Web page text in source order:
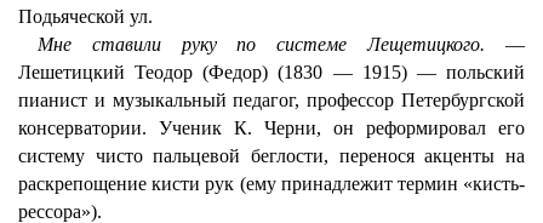
Подьяческой ул.
Мне ставили руку по системе Лещетицкого. —
Лешетицкий Теодор (Федор) (1830 — 1915) — польский
пианист и музыкальный педагог, профессор Петербургской
консерватории. Ученик К. Черни, он реформировал его
систему чисто пальцевой беглости, перенося акценты на
раскрепощение кисти рук (ему принадлежит термин «кисть-
рессора»).